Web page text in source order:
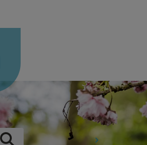
Wereld Alles wissen